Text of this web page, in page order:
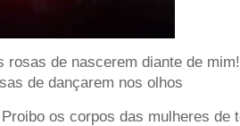
rosas de nascerem diante de mim!
de dançarem nos olhos
os corpos das mulheres de